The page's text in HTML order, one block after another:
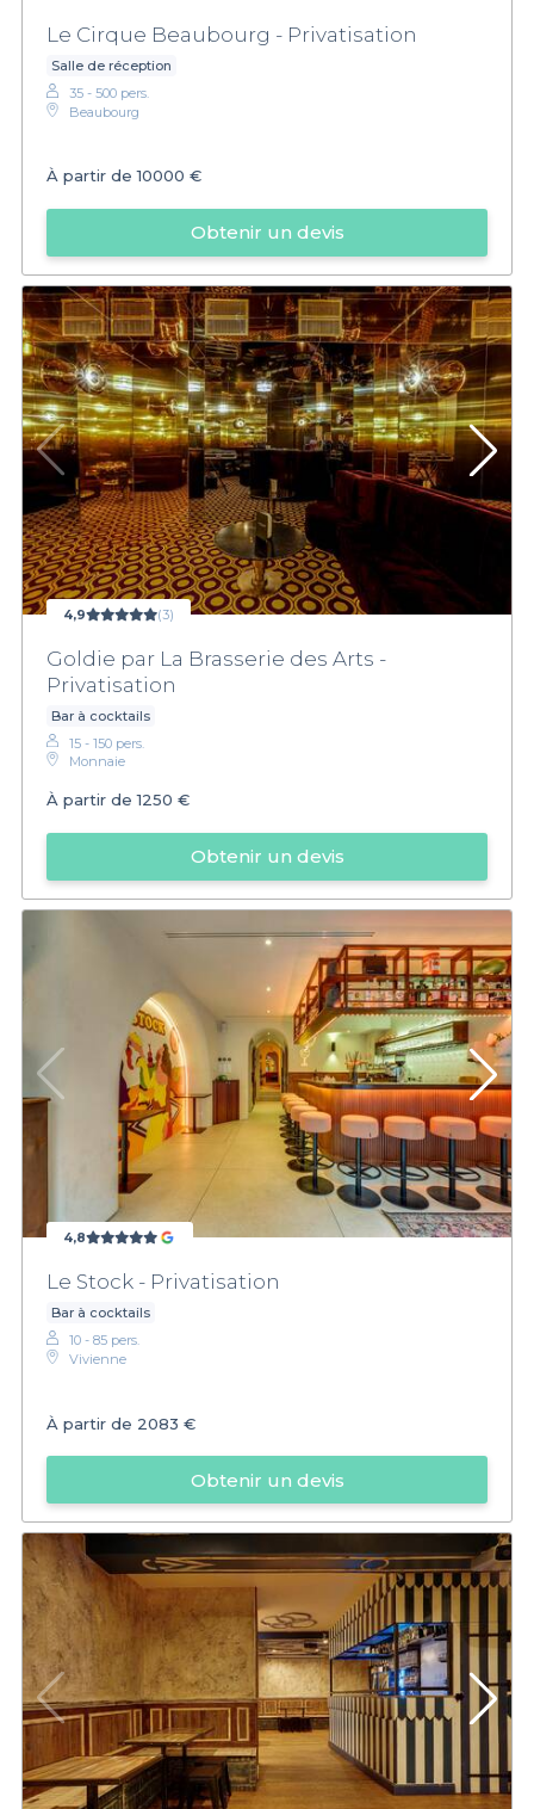
Le Cirque Beaubourg - Privatisation
Salle de réception
35 - 500 pers.
Beaubourg
À partir de10000 €
Obtenir un devis
4,9 (3)
Goldie par La Brasserie des Arts -
Privatisation
Bar à cocktails
15 - 150 pers.
Monnaie
À partir de1250 €
Obtenir un devis
4,8
Le Stock - Privatisation
Bar à cocktails
10 - 85 pers.
Vivienne
À partir de 2083 €
Obtenir un devis